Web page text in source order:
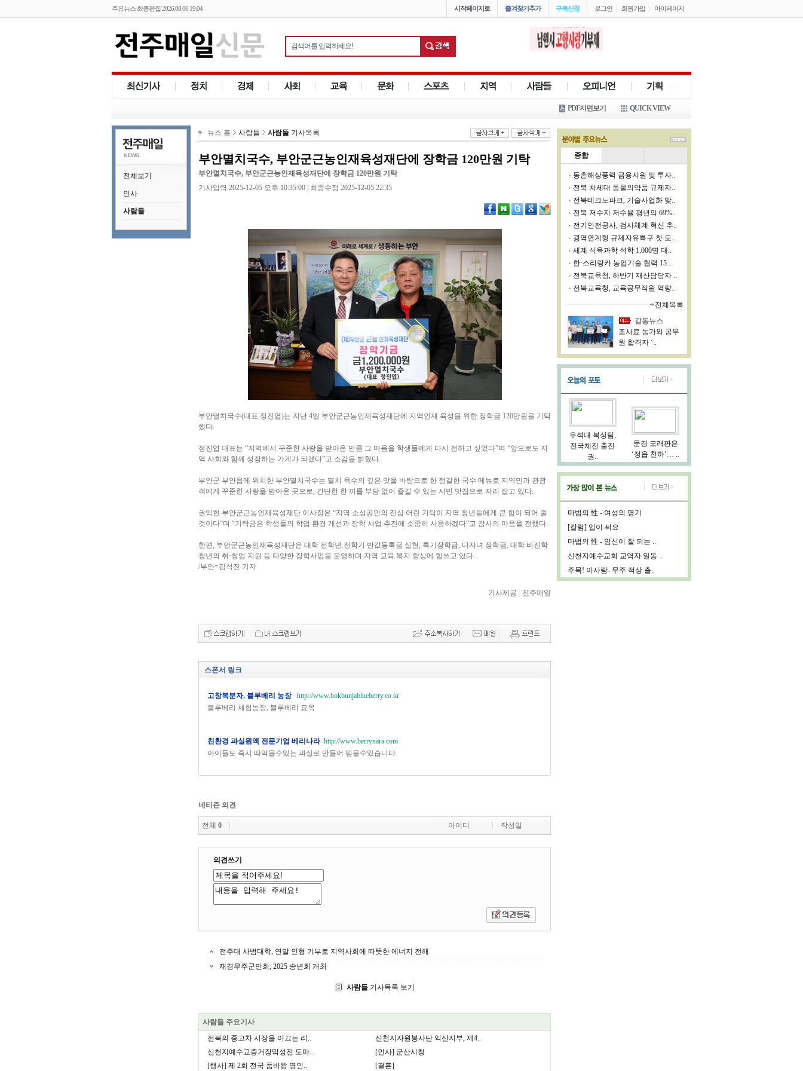
주요뉴스 최종편집 2026.08.06 19:04 로그인 회원가입 마이페이지
구독신청
즐겨찾기추가
시작페이지로
QUICK VIEW
PDF지면보기
전체보기
인사
사람들
뉴스 홈 사람들 사람들 기사목록
부안멸치국수, 부안군근농인재육성재단에 장학금 120만원 기탁
부안멸치국수, 부안군근농인재육성재단에 장학금 120만원 기탁
기사입력 2025-12-05 오후 10:35:00 | 최종수정 2025-12-05 22:35
부안멸치국수(대표 정진엽)는 지난 4일 부안군근농인재육성재단에 지역인재 육성을 위한 장학금 120만원을 기탁
했다.
정진엽 대표는 “지역에서 꾸준한 사랑을 받아온 만큼 그 마음을 학생들에게 다시 전하고 싶었다”며 “앞으로도 지
역 사회와 함께 성장하는 가게가 되겠다”고 소감을 밝혔다.
부안군 부안읍에 위치한 부안멸치국수는 멸치 육수의 깊은 맛을 바탕으로 한 정갈한 국수 메뉴로 지역민과 관광
객에게 꾸준한 사랑을 받아온 곳으로, 간단한 한 끼를 부담 없이 즐길 수 있는 서민 맛집으로 자리 잡고 있다.
권익현 부안군근농인재육성재단 이사장은 “지역 소상공인의 진심 어린 기탁이 지역 청년들에게 큰 힘이 되어 줄
것이다”며 “기탁금은 학생들의 학업 환경 개선과 장학 사업 추진에 소중히 사용하겠다”고 감사의 마음을 전했다.
한편, 부안군근농인재육성재단은 대학 전학년.전학기 반값등록금 실현, 특기장학금, 다자녀 장학금, 대학 비진학
청년의 취·창업 지원 등 다양한 장학사업을 운영하며 지역 교육 복지 향상에 힘쓰고 있다.
/부안=김석진 기자
기사제공 : 전주매일
스폰서 링크
고창복분자, 블루베리 농장 http://www.bokbunjablueberry.co.kr
블루베리 체험농장, 블루베리 묘목
친환경 과실원액 전문기업 베리나라 http://www.berrynara.com
아이들도 즉시 따먹을수있는 과실로 만들어 믿을수있습니다.
네티즌 의견
전체 0 아이디 작성일
의견쓰기
전주대 사범대학, 연말 인형 기부로 지역사회에 따뜻한 에너지 전해
재경무주군민회, 2025 송년회 개최
사람들 기사목록 보기
사람들 주요기사
전북의 중고차 시장을 이끄는 리..
신천지자원봉사단 익산지부, 제4..
신천지예수교증거장막성전 도마..
[인사] 군산시청
[행사] 제 2회 전국 품바왕 명인..
[결혼]
종합
동촌해상풍력 금융지원 및 투자..
전북 차세대 동물의약품 규제자..
전북테크노파크, 기술사업화 맞..
전북 저수지 저수율 평년의 69%..
전기안전공사, 검사체계 혁신 추..
광역연계형 규제자유특구 첫 도..
세계 식육과학 석학 1,000명 대..
한·스리랑카 농업기술 협력 15..
전북교육청, 하반기 재산담당자 ..
전북교육청, 교육공무직원 역량..
전체목록
감동뉴스
조사료 농가와 공무
원 합격자 ‘..
우석대 복싱팀,
전국체전 출전
권..
문경 모래판은
‘정읍 천하’… ..
마법의 性 - 여성의 명기
[칼럼] 입이 써요
마법의 性 - 임신이 잘 되는 ..
신천지예수교회 교역자 일동 ..
주목! 이사람- 무주 적상 출..